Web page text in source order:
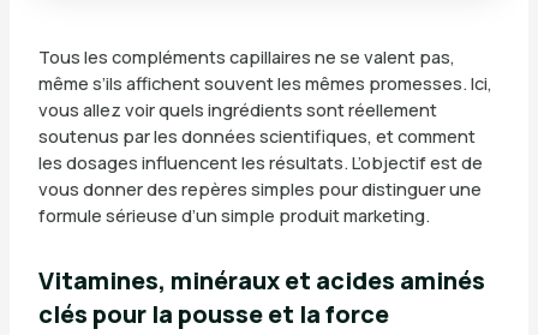
Tous les compléments capillaires ne se valent pas,
même s’ils affichent souvent les mêmes promesses. Ici,
vous allez voir quels ingrédients sont réellement
soutenus par les données scientifiques, et comment
les dosages influencent les résultats. L’objectif est de
vous donner des repères simples pour distinguer une
formule sérieuse d’un simple produit marketing.
Vitamines, minéraux et acides aminés
clés pour la pousse et la force